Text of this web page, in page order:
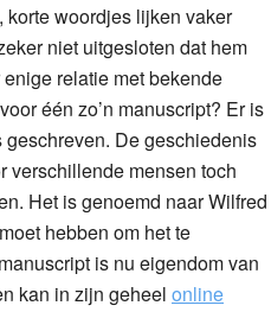
woordjes lijken vaker
niet uitgesloten dat hem
relatie met bekende
één zo’n manuscript? Er is
geschreven. De geschiedenis
verschillende mensen toch
Het is genoemd naar Wilfred
hebben om het te
is nu eigendom van
kan in zijn geheel online